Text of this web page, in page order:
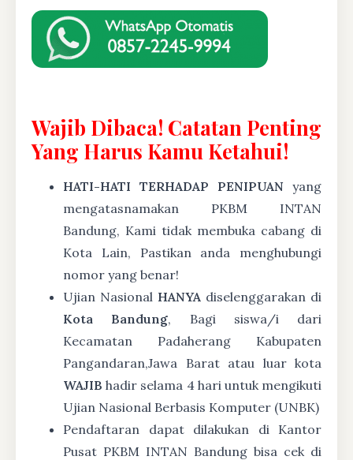
Wajib Dibaca! Catatan Penting
Yang Harus Kamu Ketahui!
HATI-HATI TERHADAP PENIPUAN yang
mengatasnamakan PKBM INTAN
Bandung, Kami tidak membuka cabang di
Kota Lain, Pastikan anda menghubungi
nomor yang benar!
Ujian Nasional HANYA diselenggarakan di
Kota Bandung, Bagi siswa/i dari
Kecamatan Padaherang Kabupaten
Pangandaran,Jawa Barat atau luar kota
WAJIB hadir selama 4 hari untuk mengikuti
Ujian Nasional Berbasis Komputer (UNBK)
Pendaftaran dapat dilakukan di Kantor
Pusat PKBM INTAN Bandung bisa cek di